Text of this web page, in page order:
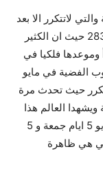
لاتتكرر الا بعد
823 عاما وتعود للظهور مرة اخري في عام 2837 حيث ان الكثير
فلكيا في
الفضية في مايو
حيث تحدث مرة
ويشهدا العالم هذا
الشهر الحالي مايو 2015 ، حيث يشهد شهر مايو 5 ايام جمعة و 5
ماهي هي ظاهرة